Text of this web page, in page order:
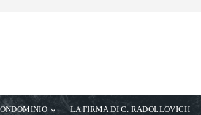
LA FIRMA DI C. RADOLLOVICH